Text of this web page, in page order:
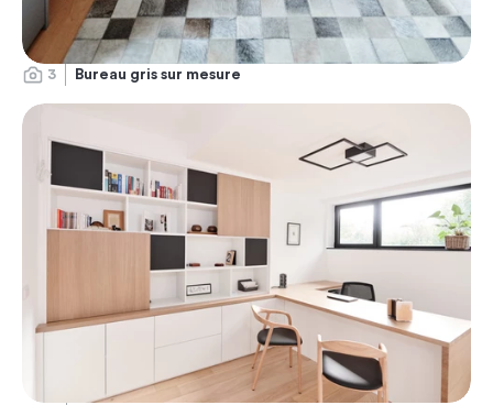
3 Bureau gris sur mesure